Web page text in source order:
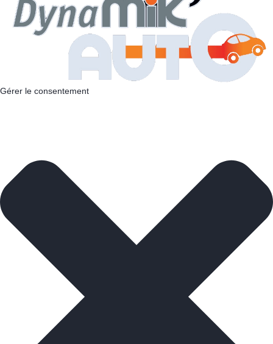
Gérer le consentement